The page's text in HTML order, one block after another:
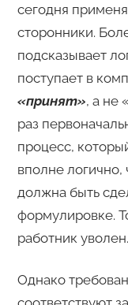
сегодня
сторонники.
подсказывает
поступает в
«принят», а не
раз
процесс,
вполне логично,
должна быть
формулировке.
работник уволен.
Однако